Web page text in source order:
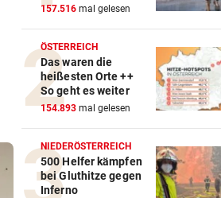
Sieg! Austria stößt die Tür
Play-off weit auf
MITTEN IN HITZEWELLE vor
Irre! Salzburg – Pafos wegen
Sintflut unterbrochen
RADSPORT
Reusser vor Ventoux-Etappe
weiter im Gelben Trikot
157.516 mal gelesen
ÖSTERREICH
Das waren die
heißesten Orte ++
So geht es weiter
154.893 mal gelesen
NIEDERÖSTERREICH
500 Helfer kämpfen
bei Gluthitze gegen
Inferno